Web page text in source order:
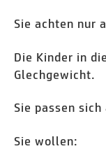
Sie achten nur
Die Kinder in
Glechgewicht.
Sie passen sich
Sie wollen: